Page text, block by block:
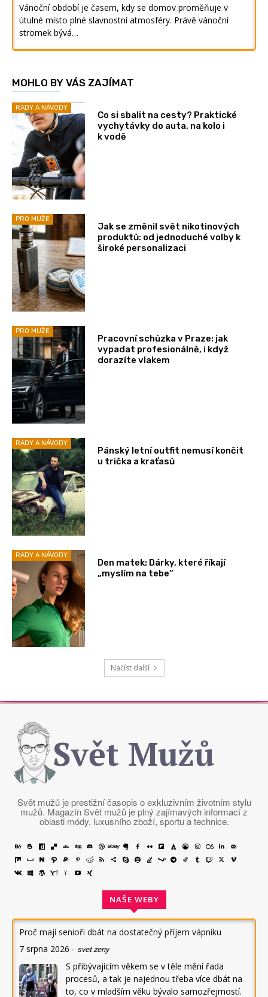
Vánoční období je časem, kdy se domov proměňuje v
útulné místo plné slavnostní atmosféry. Právě vánoční
stromek bývá…
MOHLO BY VÁS ZAJÍMAT
RADY A NÁVODY
Co si sbalit na cesty? Praktické
vychytávky do auta, na kolo i
k vodě
PRO MUŽE
Jak se změnil svět nikotinových
produktů: od jednoduché volby k
široké personalizaci
PRO MUŽE
Pracovní schůzka v Praze: jak
vypadat profesionálně, i když
dorazíte vlakem
RADY A NÁVODY
Pánský letní outfit nemusí končit
u trička a kraťasů
RADY A NÁVODY
Den matek: Dárky, které říkají
„myslím na tebe“
Načíst další
Svět Mužů
Svět mužů je prestižní časopis o exkluzivním životním stylu
mužů. Magazín Svět mužů je plný zajímavých informací z
oblasti módy, luxusního zboží, sportu a technice.
NAŠE WEBY
Proč mají senioři dbát na dostatečný příjem vápníku
7 srpna 2026 - svet zeny
S přibývajícím věkem se v těle mění řada
procesů, a tak je najednou třeba více dbát na
to, co v mladším věku bývalo samozřejmostí.